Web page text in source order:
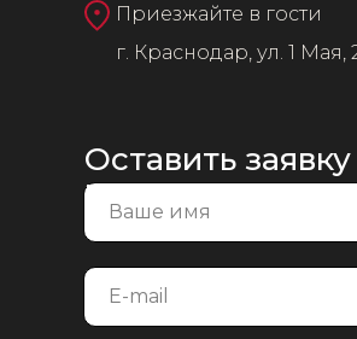
Оставить заявку
на
Приезжайте в гости
г. Краснодар, ул. 1 Мая,